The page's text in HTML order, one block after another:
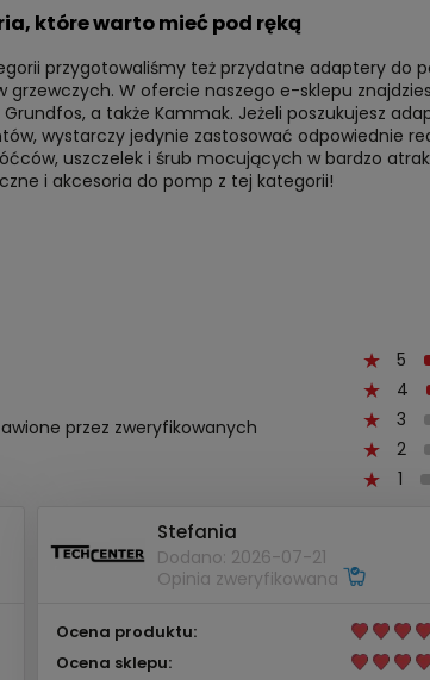
które warto mieć pod ręką
przygotowaliśmy też przydatne adaptery do
grzewczych. W ofercie naszego e-sklepu
Grundfos, a także Kammak. Jeżeli poszukujesz
wystarczy jedynie zastosować odpowiednie
uszczelek i śrub mocujących w bardzo
i akcesoria do pomp z tej kategorii!
przez zweryfikowanych
5
4
3
2
1
Stefania
Dodano: 2026-07-21
Opinia zweryfikowana
Ocena produktu:
Ocena sklepu: